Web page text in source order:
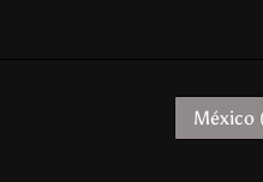
P
A
México